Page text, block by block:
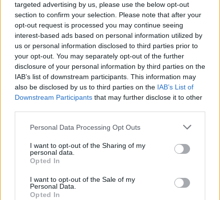
targeted advertising by us, please use the below opt-out
section to confirm your selection. Please note that after your
opt-out request is processed you may continue seeing
interest-based ads based on personal information utilized by
us or personal information disclosed to third parties prior to
your opt-out. You may separately opt-out of the further
disclosure of your personal information by third parties on the
IAB’s list of downstream participants. This information may
also be disclosed by us to third parties on the IAB’s List of
Downstream Participants that may further disclose it to other
Personal Data Processing Opt Outs
I want to opt-out of the Sharing of my
personal data.
Opted In
I want to opt-out of the Sale of my
Personal Data.
Opted In
Ρόδος: Πρόστιμο 73.000 ευρώ σε επιχείρηση για
παραβάσεις στον αιγιαλό